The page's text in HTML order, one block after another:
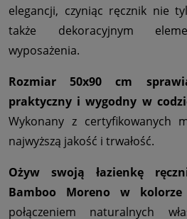
elegancji, czyniąc ręcznik nie
także dekoracyjnym
wyposażenia.
Rozmiar 50x90 cm
praktyczny i wygodny w
Wykonany z certyfikowanych
najwyższą jakość i trwałość.
Ożyw swoją łazienkę
Bamboo Moreno w
połączeniem naturalnych